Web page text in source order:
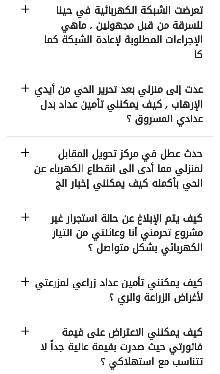
تعرضت الشبكة الكهربائية في حينا
للسرقة من قبل مجهولين , ماهي
الإجراءات المطلوبة لإعادة الشبكة كما
كا
عدت إلى منزلي بعد تحرير الحي من أيدي
الإرهاب , كيف يمكنني تأمين عداد بدل
عدادي المسروق ؟
حدث عطل في مركز تحويل المقابل
لمنزلي مما أدى الى انقطاع الكهرباء عن
الحي بأكمله كيف يمكنني إخبار الج
كيف يتم الإبلاغ عن حالة استجرار غير
مشروع تحرمني أنا وعائلتي من التيار
الكهربائي بشكل متواصل ؟
كيف يمكنني تأمين عداد زراعي لمزرعتي
لأغراض الزراعة والري ؟
كيف يمكنني الاعتراض على قيمة
فاتورتي حيث صدرت بقيمة عالية جداً لا
تتناسب مع استهلاكي ؟